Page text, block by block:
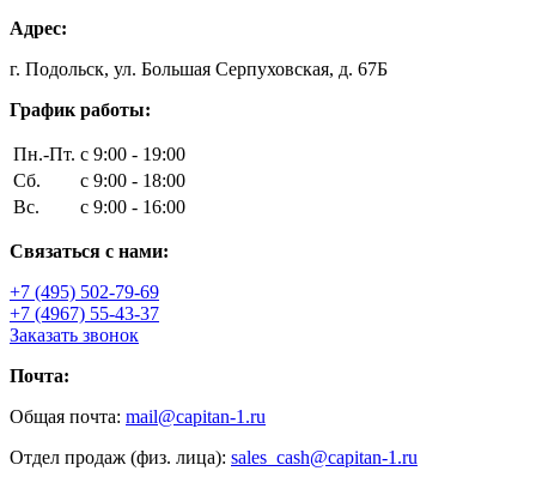
Адрес:
г. Подольск, ул. Большая Серпуховская, д. 67Б
График работы:
Пн.-Пт. с 9:00 - 19:00
Сб.
с 9:00 - 18:00
Вс.
с 9:00 - 16:00
Связаться с нами:
+7 (495) 502-79-69
+7 (4967) 55-43-37
Заказать звонок
Почта:
Общая почта: mail@capitan-1.ru
Отдел продаж (физ. лица): sales_cash@capitan-1.ru